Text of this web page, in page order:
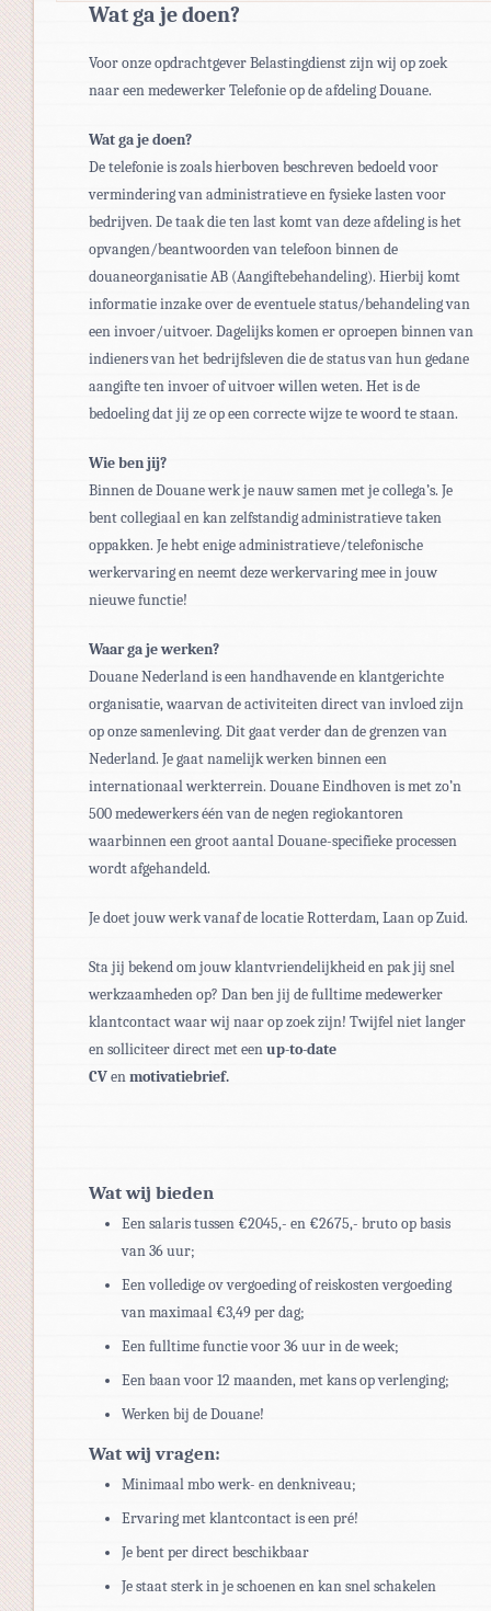
Wat ga je doen?
Voor onze opdrachtgever Belastingdienst zijn wij op zoek
naar een medewerker Telefonie op de afdeling Douane.
Wat ga je doen?
De telefonie is zoals hierboven beschreven bedoeld voor
vermindering van administratieve en fysieke lasten voor
bedrijven. De taak die ten last komt van deze afdeling is het
opvangen/beantwoorden van telefoon binnen de
douaneorganisatie AB (Aangiftebehandeling). Hierbij komt
informatie inzake over de eventuele status/behandeling van
een invoer/uitvoer. Dagelijks komen er oproepen binnen van
indieners van het bedrijfsleven die de status van hun gedane
aangifte ten invoer of uitvoer willen weten. Het is de
bedoeling dat jij zeop een correcte wijze te woord te staan.
Wie ben jij?
Binnen de Douane werk je nauw samen met je collega’s. Je
bent collegiaal en kan zelfstandig administratieve taken
oppakken. Je hebt enige administratieve/telefonische
werkervaring en neemt deze werkervaring mee in jouw
nieuwe functie!
Waar ga je werken?
Douane Nederland is een handhavende en klantgerichte
organisatie, waarvan de activiteiten direct van invloed zijn
op onze samenleving. Dit gaat verder dan de grenzen van
Nederland. Je gaat namelijk werken binnen een
internationaal werkterrein. Douane Eindhoven is met zo’n
500 medewerkers één van de negen regiokantoren
waarbinnen een groot aantal Douane-specifieke processen
wordt afgehandeld.
Je doet jouw werk vanaf de locatie Rotterdam, Laan op Zuid.
Sta jij bekend om jouw klantvriendelijkheid en pak jij snel
werkzaamheden op? Dan ben jij de fulltime medewerker
klantcontact waar wij naar op zoek zijn! Twijfel niet langer
en solliciteer direct met eenup-to-date
CVenmotivatiebrief.
Wat wij bieden
Een salaris tussen €2045,- en €2675,- bruto op basis
van 36 uur;
Een volledige ov vergoeding of reiskosten vergoeding
van maximaal €3,49 per dag;
Een fulltime functie voor 36 uur in de week;
Een baan voor 12 maanden, met kans op verlenging;
Werken bij de Douane!
Wat wij vragen:
Minimaal mbo werk- en denkniveau;
Ervaring met klantcontact is een pré!
Je bent per direct beschikbaar
Je staat sterk in je schoenen en kan snel schakelen